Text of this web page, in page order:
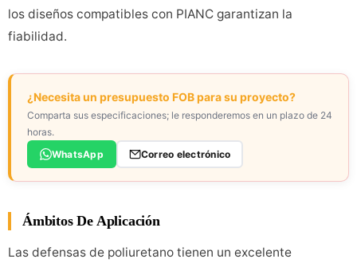
los diseños compatibles con PIANC garantizan la
fiabilidad.
¿Necesita un presupuesto FOB para su proyecto?
Comparta sus especificaciones; le responderemos en un plazo de 24
horas.
WhatsApp
Correo electrónico
Ámbitos De Aplicación
Las defensas de poliuretano tienen un excelente